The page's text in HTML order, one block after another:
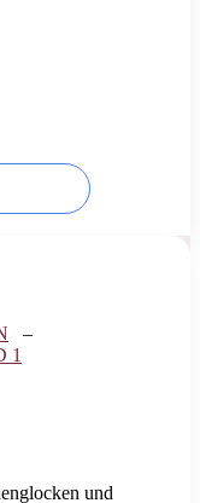
–
1
und